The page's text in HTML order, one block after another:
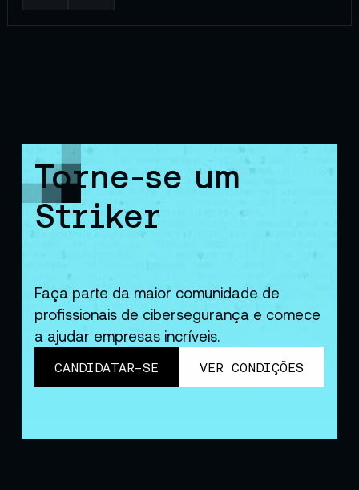
Torne-se um
Striker
Faça parte da maior comunidade de
profissionais de cibersegurança e comece
a ajudar empresas incríveis.
CANDIDATAR-SE VER CONDIÇÕES